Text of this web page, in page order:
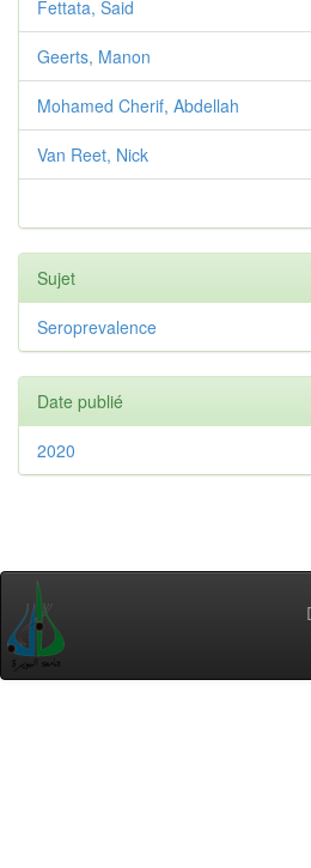
Fettata, Said
Geerts, Manon
Mohamed Cherif, Abdellah
Van Reet, Nick
Sujet
Seroprevalence
Date publié
2020